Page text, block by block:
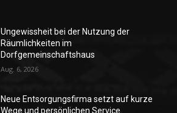
Ungewissheit bei der Nutzung der
Räumlichkeiten im
Dorfgemeinschaftshaus
Aug. 6, 2026
Neue Entsorgungsfirma setzt auf kurze
Wege und persönlichen Service